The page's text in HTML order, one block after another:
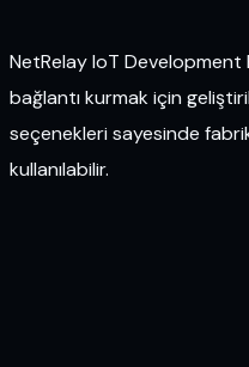
NetRelay IoT Development
bağlantı kurmak için
seçenekleri sayesinde
kullanılabilir.